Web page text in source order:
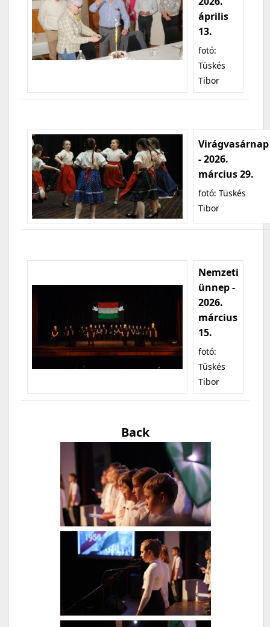
április
13.
fotó:
Tüskés
Tibor
Virágvasárnap
- 2026.
március 29.
fotó: Tüskés
Tibor
Nemzeti
ünnep -
2026.
március
15.
fotó:
Tüskés
Tibor
Back